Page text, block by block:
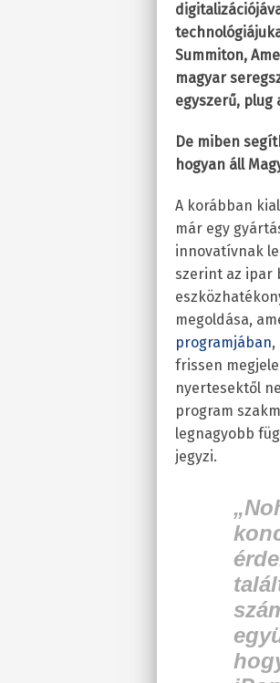
Summiton,
magyar
egyszerű, plug
De miben
hogyan áll
A korábban
már egy
innovatívnak
szerint az ipar
megoldása,
programjában,
frissen
nyertesektől
program
legnagyobb
jegyzi.